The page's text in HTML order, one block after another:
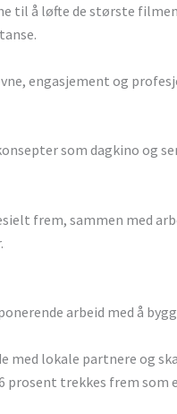
til å løfte de største
engasjement og
som dagkino og
frem, sammen med
arbeid med å
med lokale partnere og
prosent trekkes frem som